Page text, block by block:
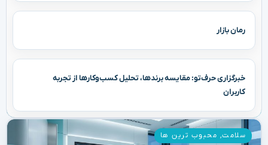
رمان بازار
خبرگزاری حرف‌تو: مقایسه برندها، تحلیل کسب‌وکارها از تجربه
کاربران
سلامت, محبوب ترین ها